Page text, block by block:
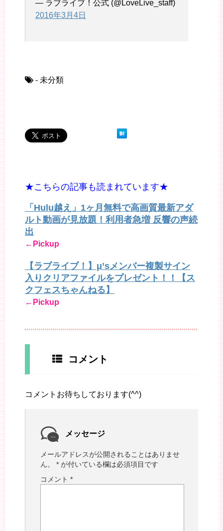
— ラブライブ！公式 (@LoveLive_staff)
2016年3月4日
- 未分類
★こちらの記事も読まれています★
「Hulu越え」1ヶ月無料で高画質最新アダ
ルト動画が見放題！利用者急増 反響の声続
出
←Pickup
【ラブライブ！】μ’sメンバー複製サイン
入りクリアファイルをプレゼント！！【ス
クフェスちゃんねる】
←Pickup
コメント
コメントお待ちしております(^^)
メッセージ
メールアドレスが公開されることはありませ
ん。
* が付いている欄は必須項目です
コメント *